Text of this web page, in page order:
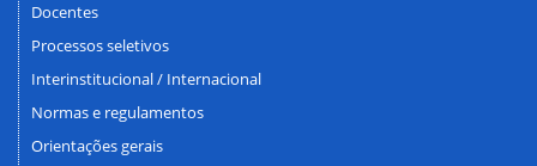
Docentes
Processos seletivos
Interinstitucional / Internacional
Normas e regulamentos
Orientações gerais